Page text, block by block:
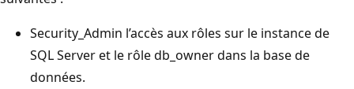
Security_Admin l’accès aux rôles sur le instance de
SQL Server et le rôle db_owner dans la base de
données.